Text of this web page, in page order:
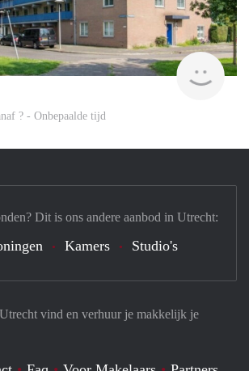
? - Onbepaalde tijd
vind en verhuur je makkelijk je
Dit is ons andere aanbod in Utrecht:
Kamers Studio's